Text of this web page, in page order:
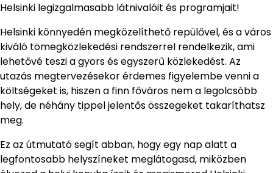
Helsinki legizgalmasabb látnivalóit és programjait!
Helsinki könnyedén megközelíthető repülővel, és a város
kiváló tömegközlekedési rendszerrel rendelkezik, ami
lehetővé teszi a gyors és egyszerű közlekedést. Az
utazás megtervezésekor érdemes figyelembe venni a
költségeket is, hiszen a finn főváros nem a legolcsóbb
hely, de néhány tippel jelentős összegeket takaríthatsz
meg.
Ez az útmutató segít abban, hogy egy nap alatt a
legfontosabb helyszíneket meglátogasd, miközben